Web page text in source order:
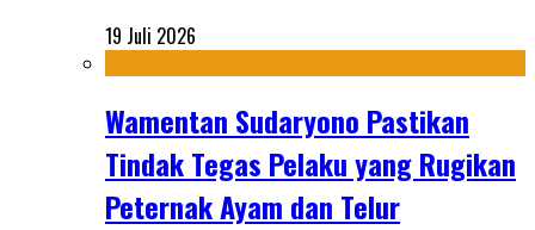
19 Juli 2026
Wamentan Sudaryono Pastikan
Tindak Tegas Pelaku yang Rugikan
Peternak Ayam dan Telur